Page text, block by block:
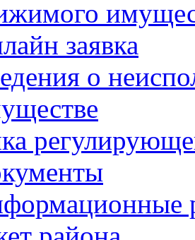
заявка
о